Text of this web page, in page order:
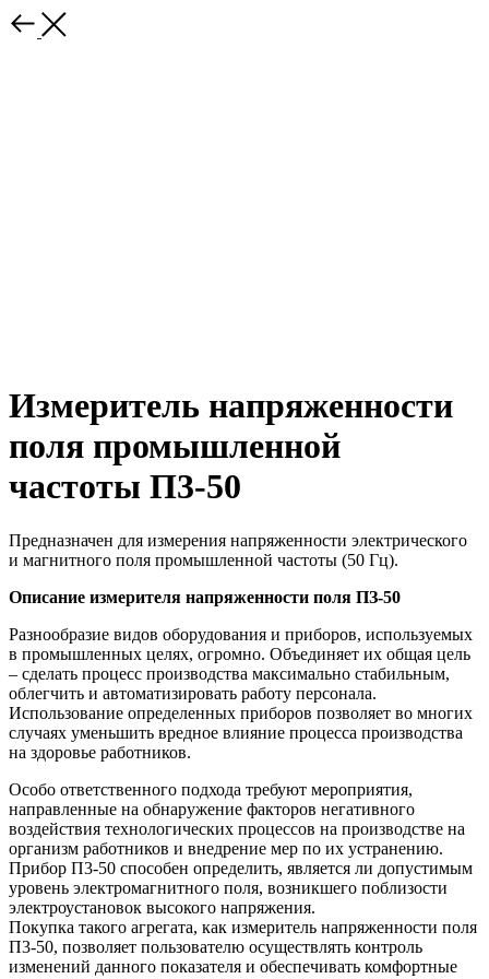
Измеритель напряженности
поля промышленной
частоты П3-50
Предназначен для измерения напряженности электрического
и магнитного поля промышленной частоты (50 Гц).
Описание измерителя напряженности поля ПЗ-50
Разнообразие видов оборудования и приборов, используемых
в промышленных целях, огромно. Объединяет их общая цель
– сделать процесс производства максимально стабильным,
облегчить и автоматизировать работу персонала.
Использование определенных приборов позволяет во многих
случаях уменьшить вредное влияние процесса производства
на здоровье работников.
Особо ответственного подхода требуют мероприятия,
направленные на обнаружение факторов негативного
воздействия технологических процессов на производстве на
организм работников и внедрение мер по их устранению.
Прибор П3-50 способен определить, является ли допустимым
уровень электромагнитного поля, возникшего поблизости
электроустановок высокого напряжения.
Покупка такого агрегата, как измеритель напряженности поля
П3-50, позволяет пользователю осуществлять контроль
изменений данного показателя и обеспечивать комфортные